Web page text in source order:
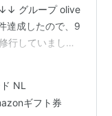
グループ olive
達成したので、9
行していました
月目の達成状況
です。 今月は事
したので、来
NL
ギフト券